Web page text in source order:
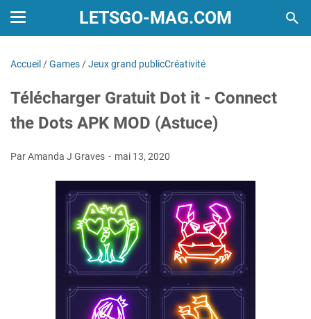
LETSGO-MAG.COM
Accueil /Games /Jeux grand publicCréativité
Télécharger Gratuit Dot it - Connect
the Dots APK MOD (Astuce)
Par Amanda J Graves mai 13, 2020